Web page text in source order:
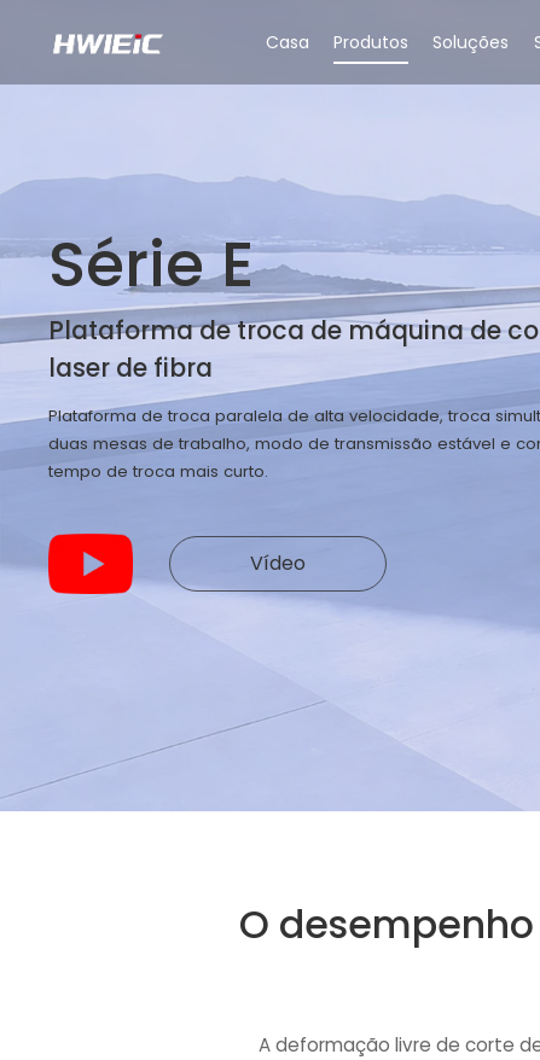
Casa Produtos Soluções
Série E
Plataforma de troca de máquina de
laser de fibra
Plataforma de troca paralela de alta velocidade, troca
duas mesas de trabalho, modo de transmissão estável e
tempo de troca mais curto.
Vídeo
O
A deformação livre de corte